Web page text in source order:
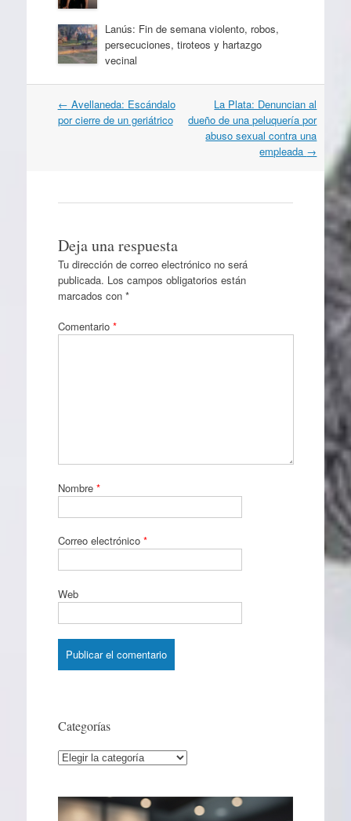
Lanús: Fin de semana violento, robos,
persecuciones, tiroteos y hartazgo
vecinal
Navegación
por
← Avellaneda: Escándalo
por cierre de un geriátrico
La Plata: Denuncian al
dueño de una peluquería por
abuso sexual contra una
empleada →
Deja una respuesta
Tu dirección de correo electrónico no será
publicada. Los campos obligatorios están
marcados con *
Comentario *
Nombre *
Correo electrónico *
Web
Categorías
Categorías